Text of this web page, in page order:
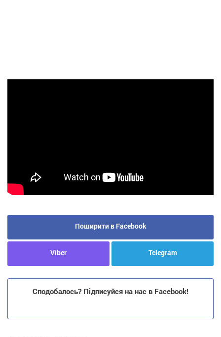
Поширити в Facebook
Viber Telegram
Сподобалось? Підписуйся на нас в Facebook!